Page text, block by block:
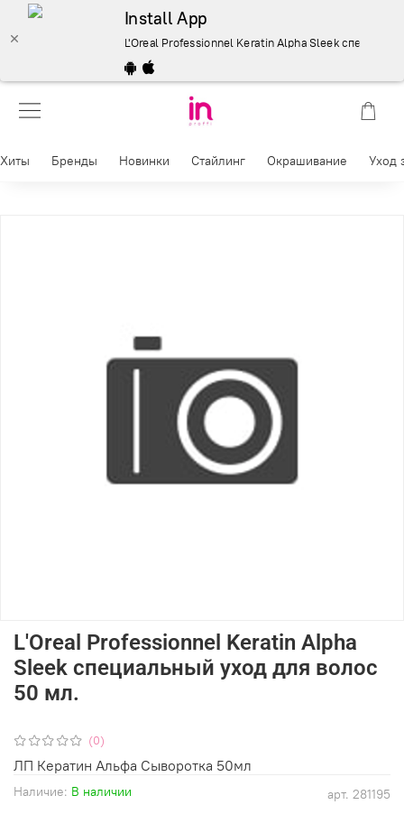
Install App
L'Oreal Professionnel Keratin Alpha Sleek
Хиты Бренды Новинки Стайлинг Окрашивание Уход
(0)
арт. 281195
Наличие: В наличии
L'Oreal Professionnel Keratin Alpha
Sleek специальный уход для волос
50 мл.
ЛП Кератин Альфа Сыворотка 50мл